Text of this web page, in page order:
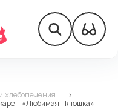
хлебопечения
>
«Любимая Плюшка»